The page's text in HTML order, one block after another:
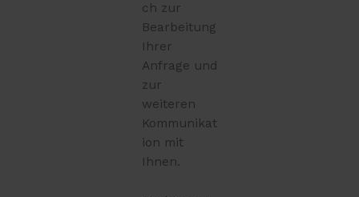
ch zur
Bearbeitung
Ihrer
Anfrage und
zur
weiteren
Kommunikat
ion mit
Ihnen.